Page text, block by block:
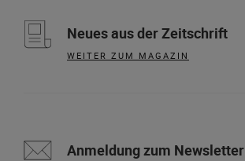
Neues aus der Zeitschrift
WEITER ZUM MAGAZIN
Anmeldung zum Newsletter